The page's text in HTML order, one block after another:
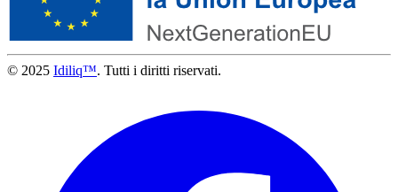
© 2025 Idiliq™. Tutti i diritti riservati.